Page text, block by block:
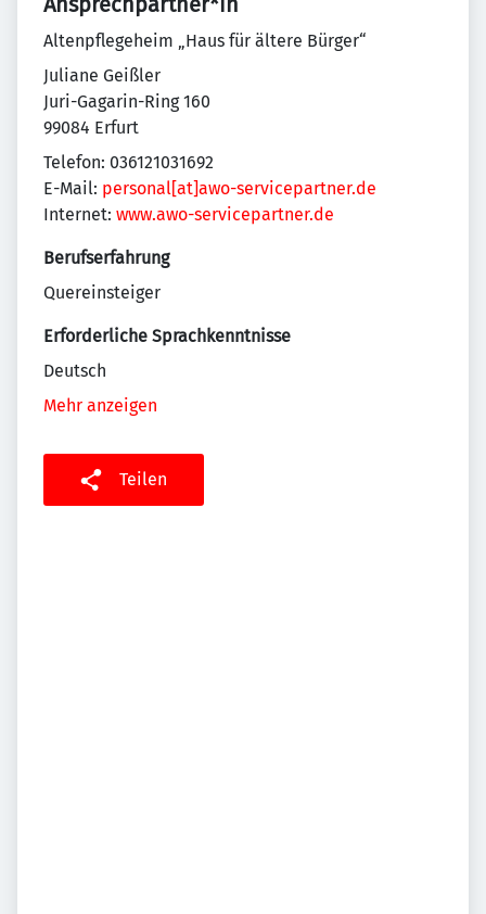
Altenpflegeheim „Haus für ältere Bürger“
Juliane Geißler
Juri-Gagarin-Ring 160
99084 Erfurt
Telefon: 036121031692
E-Mail: personal[at]awo-servicepartner.de
Internet: www.awo-servicepartner.de
Berufserfahrung
Quereinsteiger
Erforderliche Sprachkenntnisse
Deutsch
Mehr anzeigen
Teilen